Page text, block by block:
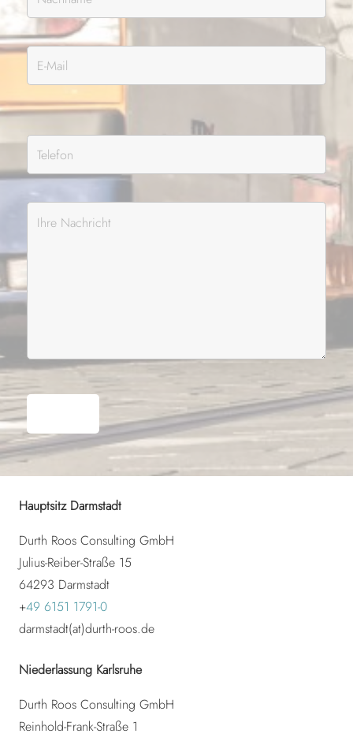
Hauptsitz Darmstadt
Durth Roos Consulting GmbH
Julius-Reiber-Straße 15
64293 Darmstadt
+49 6151 1791-0
darmstadt(at)durth-roos.de
Niederlassung Karlsruhe
Durth Roos Consulting GmbH
Reinhold-Frank-Straße 1